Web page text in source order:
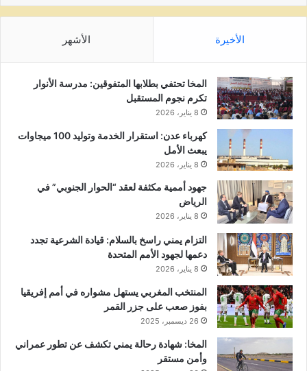
الأخيرة الأشهر
المخا تحتفي بطلابها المتفوقين: مدرسة الأنوار
تكرم نجوم المستقبل
8 يناير، 2026
كهرباء عدن: استقرار الخدمة وتوليد 100 ميجاوات
يبعث الأمل
8 يناير، 2026
جهود أممية مكثفة لعقد “الحوار الجنوبي” في
الرياض
8 يناير، 2026
التزام يمني راسخ بالسلام: قيادة الشرعية تجدد
دعمها لجهود الأمم المتحدة
8 يناير، 2026
المنتخب المغربي يستهل مشواره في أمم إفريقيا
بفوز صعب على جزر القمر
26 ديسمبر، 2025
المخا: شهادة رحالة يمني تكشف عن تطور عمراني
وأمن مستقر